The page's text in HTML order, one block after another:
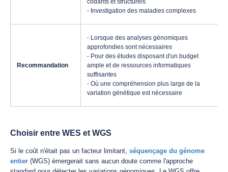
codants et structurels
- Investigation des maladies complexes
Recommandation
- Lorsque des analyses génomiques
approfondies sont nécessaires
- Pour des études disposant d'un budget
ample et de ressources informatiques
suffisantes
- Où une compréhension plus large de la
variation génétique est nécessaire
Choisir entre WES et WGS
Si le coût n'était pas un facteur limitant, séquençage du génome
entier (WGS) émergerait sans aucun doute comme l'approche